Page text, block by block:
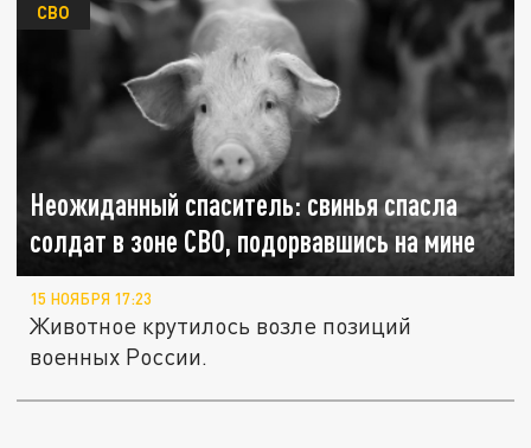
Неожиданный спаситель: свинья спасла
солдат в зоне СВО, подорвавшись на мине
СВО
15 НОЯБРЯ 17:23
Животное крутилось возле позиций
военных России.